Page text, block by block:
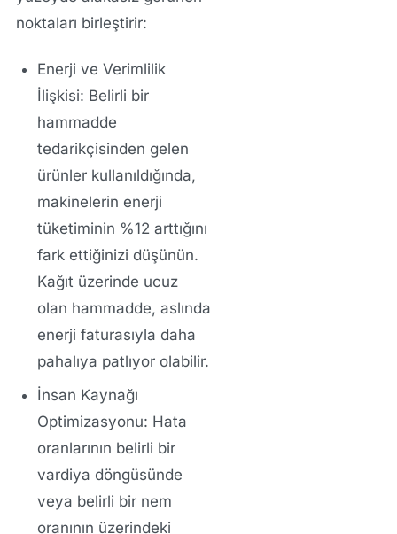
noktaları birleştirir:
Enerji ve Verimlilik
İlişkisi: Belirli bir
hammadde
tedarikçisinden gelen
ürünler kullanıldığında,
makinelerin enerji
tüketiminin %12 arttığını
fark ettiğinizi düşünün.
Kağıt üzerinde ucuz
olan hammadde, aslında
enerji faturasıyla daha
pahalıya patlıyor olabilir.
İnsan Kaynağı
Optimizasyonu: Hata
oranlarının belirli bir
vardiya döngüsünde
veya belirli bir nem
oranının üzerindeki